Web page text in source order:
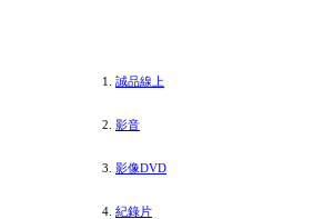
誠品線上
影音
影像DVD
紀錄片